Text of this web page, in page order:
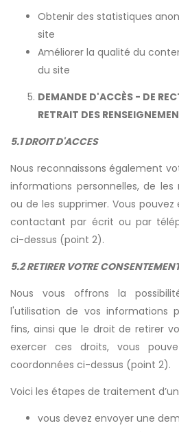
Obtenir des statistiques
site
Améliorer la qualité du
du site
DEMANDE D'ACCÈS - DE
RETRAIT DES
5.1 DROIT D'ACCES
Nous reconnaissons également
informations personnelles, de
ou de les supprimer. Vous
contactant par écrit ou par
ci-dessus (point 2).
5.2 RETIRER VOTRE
Nous vous offrons la
l'utilisation de vos informations
fins, ainsi que le droit de retirer
exercer ces droits, vous
coordonnées ci-dessus (point 2).
Voici les étapes de traitement
vous devez envoyer une